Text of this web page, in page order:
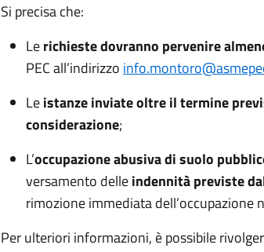
Si precisa che:
Lerichiestedovranno pervenire
PEC all’indirizzo
Leistanze inviate oltre il termine
considerazione;
L’occupazione abusiva di suolo
versamento delleindennità previste
rimozione immediata dell’occupazione
Per ulteriori informazioni, è possibile